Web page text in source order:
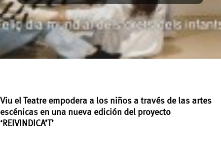
Viu el Teatre empodera a los niños a través de las artes
escénicas en una nueva edición del proyecto
‘REIVINDICA’T’